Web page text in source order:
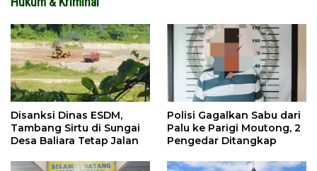
Disanksi Dinas ESDM,
Tambang Sirtu di Sungai
Desa Baliara Tetap Jalan
Polisi Gagalkan Sabu dari
Palu ke Parigi Moutong, 2
Pengedar Ditangkap